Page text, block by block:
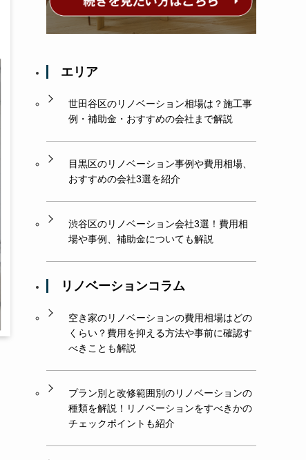
エリア
世田谷区のリノベーション相場は？施工事
例・補助金・おすすめの会社まで解説
目黒区のリノベーション事例や費用相場、
おすすめの会社3選を紹介
渋谷区のリノベーション会社3選！費用相
場や事例、補助金についても解説
リノベーションコラム
空き家のリノベーションの費用相場はどの
くらい？費用を抑える方法や事前に確認す
べきことも解説
プラン別と改修範囲別のリノベーションの
種類を解説！リノベーションをすべきかの
チェックポイントも紹介